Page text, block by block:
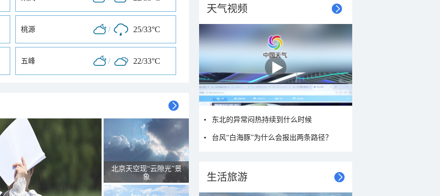
桃源 / 25/33°C
五峰 / 22/33°C
北京天空现“云隙光”景
象
天气视频
东北的异常闷热持续到什么时候
台风“白海豚”为什么会报出两条路径？
生活旅游